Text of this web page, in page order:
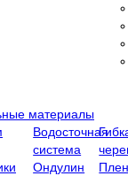
материалы
Водосточная
система
Ондулин